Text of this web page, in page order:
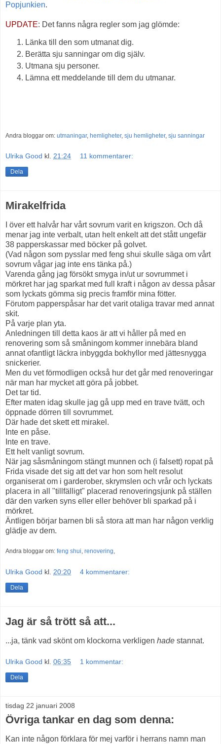
Popjunkien.
UPDATE: Det fanns några regler som jag glömde:
Länka till den som utmanat dig.
Berätta sju sanningar om dig själv.
Utmana sju personer.
Lämna ett meddelande till dem du utmanar.
Andra bloggar om: utmaningar, hemligheter, sju hemligheter, sju sanningar
Ulrika Good kl. 21:24 11 kommentarer:
Dela
Mirakelfrida
I över ett halvår har vårt sovrum varit en krigszon. Och då
menar jag inte verbalt, utan helt enkelt att det stått ungefär
38 papperskassar med böcker på golvet.
(Vad någon som pysslar med feng shui skulle säga om vårt
sovrum vågar jag inte ens tänka på.)
Varenda gång jag försökt smyga in/ut ur sovrummet i
mörkret har jag sparkat med full kraft i någon av dessa påsar
som lyckats gömma sig precis framför mina fötter.
Förutom papperspåsar har det varit otaliga travar med annat
skit.
På varje plan yta.
Anledningen till detta kaos är att vi håller på med en
renovering som så småningom kommer innebära bland
annat ofantligt läckra inbyggda bokhyllor med jättesnygga
snickerier.
Men du vet förmodligen också hur det går med renoveringar
när man har mycket att göra på jobbet.
Det tar tid.
Efter maten idag skulle jag gå upp med en trave tvätt, och
öppnade dörren till sovrummet.
Där hade det skett ett mirakel.
Inte en påse.
Inte en trave.
Ett helt vanligt sovrum.
När jag såsmåningom stängt munnen och (i falsett) ropat på
Frida visade det sig att det var hon som helt resolut
organiserat om i garderober, skrymslen och vrår och lyckats
placera in all "tillfälligt" placerad renoveringsjunk på ställen
där den varken syns eller eller behöver bli sparkad på i
mörkret.
Äntligen börjar barnen bli så stora att man har någon verklig
glädje av dem.
Andra bloggar om: feng shui, renovering,
Ulrika Good kl. 20:20 4 kommentarer:
Dela
Jag är så trött så att...
...ja, tänk vad skönt om klockorna verkligen hade stannat.
Ulrika Good kl. 06:35 1 kommentar:
Dela
tisdag 22 januari 2008
Övriga tankar en dag som denna:
Kan inte någon förklara för mej varför i herrans namn man